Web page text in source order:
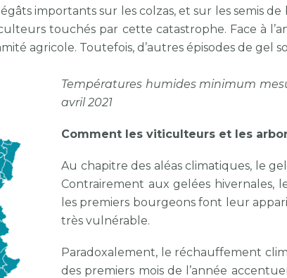
importants sur les colzas, et sur les semis
touchés par cette catastrophe. Face à
agricole. Toutefois, d’autres épisodes de gel
Températures humides minimum
avril 2021
Comment les viticulteurs et les
Au chapitre des aléas climatiques, le
Contrairement aux gelées hivernales,
les premiers bourgeons font leur
très vulnérable.
Paradoxalement, le réchauffement
des premiers mois de l’année